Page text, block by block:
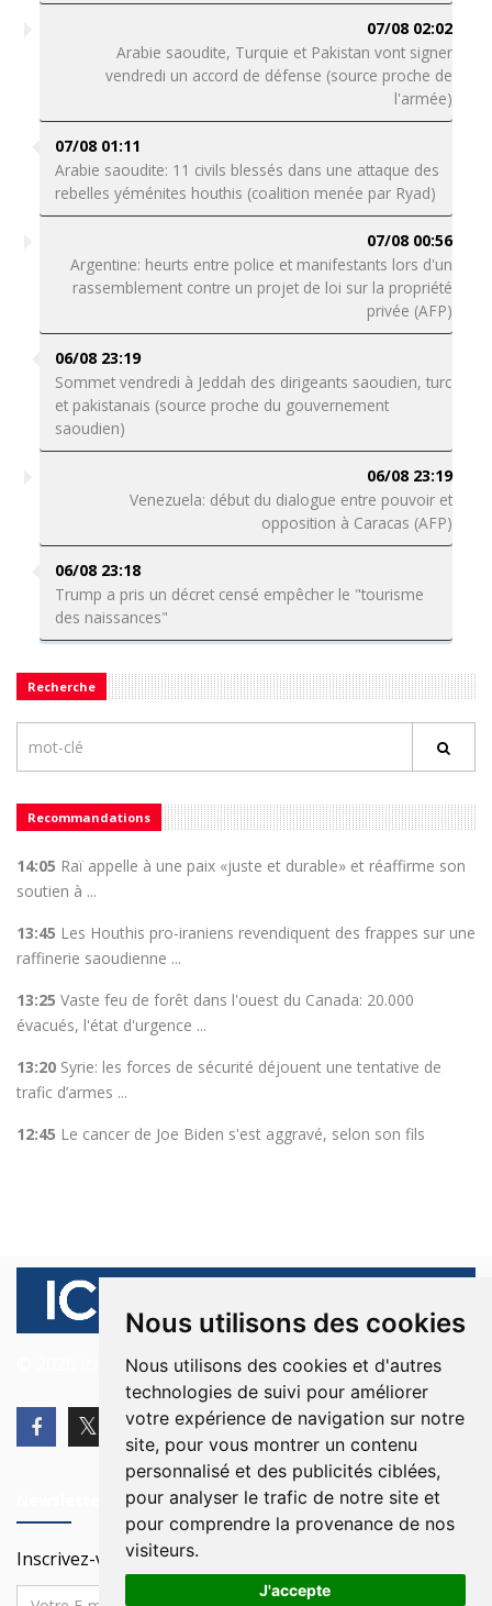
Nous utilisons des cookies
Nous utilisons des cookies et d'autres
technologies de suivi pour améliorer
votre expérience de navigation sur notre
site, pour vous montrer un contenu
personnalisé et des publicités ciblées,
pour analyser le trafic de notre site et
pour comprendre la provenance de nos
visiteurs.
J'accepte
07/08 02:02
Arabie saoudite, Turquie et Pakistan vont signer
vendredi un accord de défense (source proche de
l'armée)
07/08 01:11
Arabie saoudite: 11 civils blessés dans une attaque des
rebelles yéménites houthis (coalition menée par Ryad)
07/08 00:56
Argentine: heurts entre police et manifestants lors d'un
rassemblement contre un projet de loi sur la propriété
privée (AFP)
06/08 23:19
Sommet vendredi à Jeddah des dirigeants saoudien, turc
et pakistanais (source proche du gouvernement
saoudien)
06/08 23:19
Venezuela: début du dialogue entre pouvoir et
opposition à Caracas (AFP)
06/08 23:18
Trump a pris un décret censé empêcher le "tourisme
des naissances"
Recherche
Recommandations
14:05 Raï appelle à une paix «juste et durable» et réaffirme son
soutien à ...
13:45 Les Houthis pro-iraniens revendiquent des frappes sur une
raffinerie saoudienne ...
13:25 Vaste feu de forêt dans l'ouest du Canada: 20.000
évacués, l'état d'urgence ...
13:20 Syrie: les forces de sécurité déjouent une tentative de
trafic d’armes ...
12:45 Le cancer de Joe Biden s'est aggravé, selon son fils
© 2026 Ici Beyrouth. Tous les droits sont réservés.
Inscrivez-vous à notre Newsletter